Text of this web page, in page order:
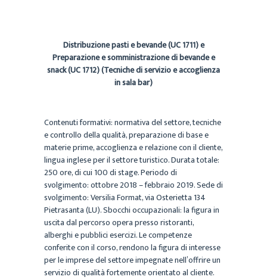
Distribuzione pasti e bevande (UC 1711) e
Preparazione e somministrazione di bevande e
snack (UC 1712) (Tecniche di servizio e accoglienza
in sala bar)
Contenuti formativi: normativa del settore, tecniche
e controllo della qualità, preparazione di base e
materie prime, accoglienza e relazione con il cliente,
lingua inglese per il settore turistico. Durata totale:
250 ore, di cui 100 di stage. Periodo di
svolgimento: ottobre 2018 – febbraio 2019. Sede di
svolgimento: Versilia Format, via Osterietta 134
Pietrasanta (LU). Sbocchi occupazionali: la figura in
uscita dal percorso opera presso ristoranti,
alberghi e pubblici esercizi. Le competenze
conferite con il corso, rendono la figura di interesse
per le imprese del settore impegnate nell’offrire un
servizio di qualità fortemente orientato al cliente.